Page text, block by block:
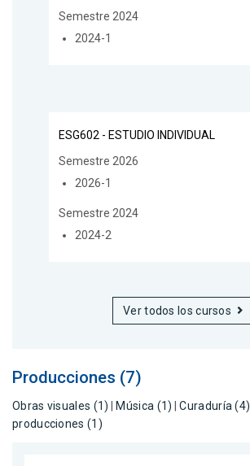
Semestre 2024
2024-1
ESG602 - ESTUDIO INDIVIDUAL
Semestre 2026
2026-1
Semestre 2024
2024-2
Ver todos los cursos
Producciones (7)
Obras visuales (1) Música (1) |Curaduría (4)
producciones (1)